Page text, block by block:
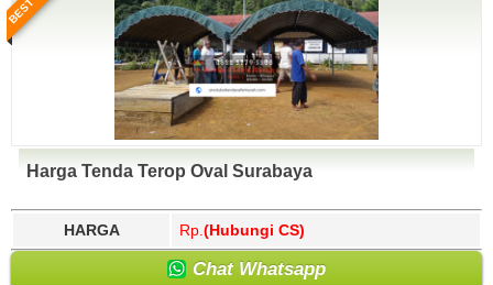
Harga Tenda Terop Oval Surabaya
HARGA Rp. (Hubungi CS)
Chat Whatsapp